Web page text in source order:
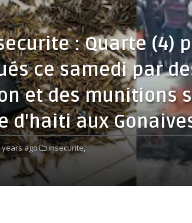
: Quarte (4)
ce samedi par
et des munitions
d'haiti aux
years ago
insecurite,